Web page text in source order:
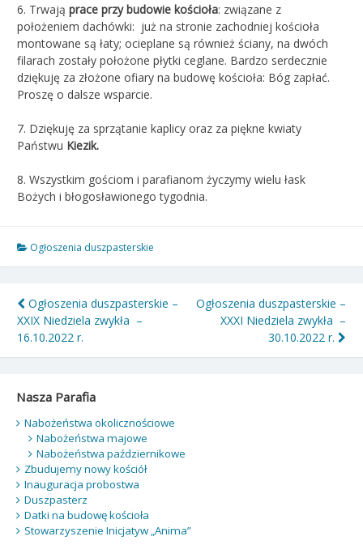
6. Trwają prace przy budowie kościoła: związane z
położeniem dachówki: już na stronie zachodniej kościoła
montowane są łaty; ocieplane są również ściany, na dwóch
filarach zostały położone płytki ceglane. Bardzo serdecznie
dziękuję za złożone ofiary na budowę kościoła: Bóg zapłać.
Proszę o dalsze wsparcie.
7. Dziękuję za sprzątanie kaplicy oraz za piękne kwiaty
Państwu Kiezik.
8. Wszystkim gościom i parafianom życzymy wielu łask
Bożych i błogosławionego tygodnia.
Ogłoszenia duszpasterskie
Nawigacja
wpisu
Ogłoszenia duszpasterskie –
XXIX Niedziela zwykła –
16.10.2022 r.
Ogłoszenia duszpasterskie –
XXXI Niedziela zwykła –
30.10.2022 r.
Nasza Parafia
Nabożeństwa okolicznościowe
Nabożeństwa majowe
Nabożeństwa październikowe
Zbudujemy nowy kościół
Inauguracja probostwa
Duszpasterz
Datki na budowę kościoła
Stowarzyszenie Inicjatyw „Anima”